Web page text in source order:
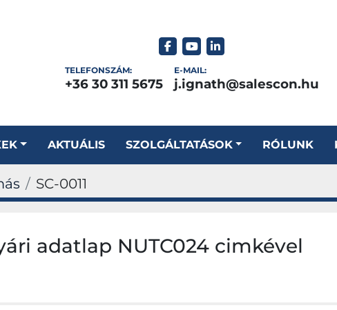
facebook
youtubelinkedin
TELEFONSZÁM:
+36 30 311 5675
E-MAIL:
j.ignath@salescon.hu
AKTUÁLIS SZOLGÁLTATÁSOK RÓLUNK
SC-0011
adatlap NUTC024 cimkével